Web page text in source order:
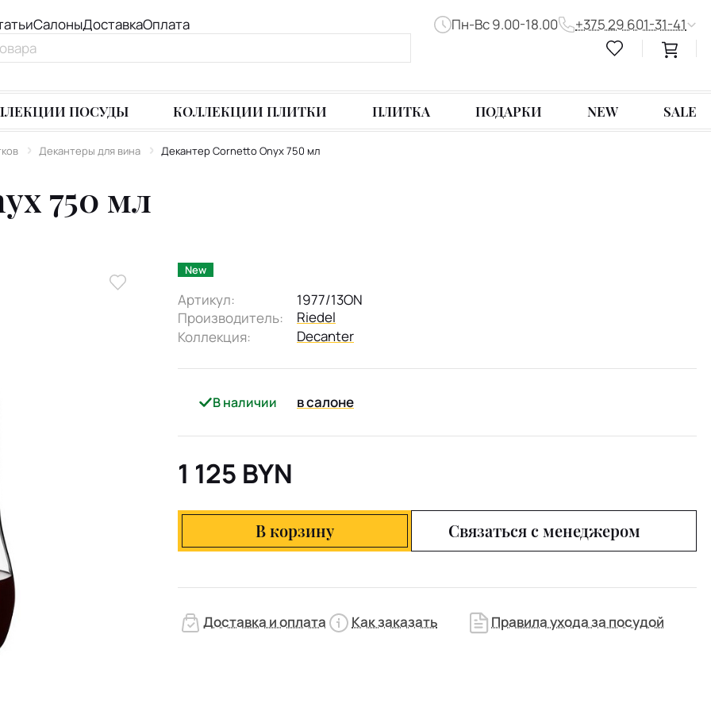
СалоныДоставкаОплата Пн-Вс 9.00-18.00 +375 29 601-31-41
ПОСУДЫ КОЛЛЕКЦИИ ПЛИТКИ ПЛИТКА ПОДАРКИ NEW SALE
Декантеры для вина Декантер Cornetto Onyx 750 мл
750 мл
New
Артикул:
1977/13ON
Производитель:
Riedel
Коллекция:
Decanter
В наличии в салоне
1 125 BYN
В корзину Связаться с менеджером
Доставка и оплата Как заказать Правила ухода за посудой